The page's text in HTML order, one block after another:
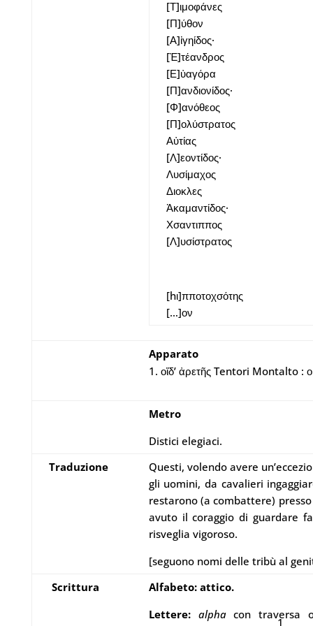
[Τ]ιμοφάνες
[Π]ύθον
[Α]ἰγηίδος·
[Ἐ]τέανδρος
[Ε]ὐαγόρα
[Π]ανδιονίδος·
[Φ]ανόθεος
[Π]ολύστρατος
Αὐτίας
[Λ]εοντίδος·
Λυσίμαχος
Διοκλες
Ἀκαμαντίδος·
Χσαντιππος
[Λ]υσίστρατος
[hι]πποτοχσότης
[…]ον
Apparato
οἵδ’ ἀρετῆς Tentori Montalto :
Metro
Distici elegiaci.
Traduzione
Questi, volendo avere
gli uomini, da cavalieri
restarono (a combattere)
avuto il coraggio di guardare
risveglia vigoroso.
[seguono nomi delle tribù al
Scrittura
Alfabeto: attico.
Lettere:alphacon traversa
1